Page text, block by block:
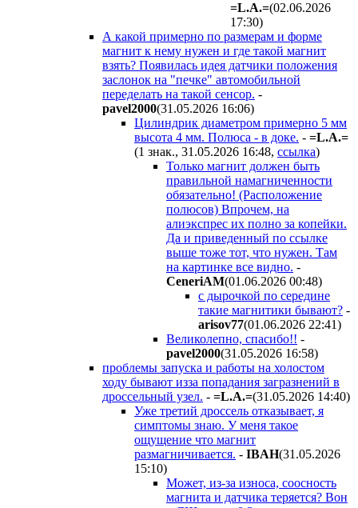
=L.A.=(02.06.2026
17:30)
А какой примерно по размерам и форме
магнит к нему нужен и где такой магнит
взять? Появилась идея датчики положения
заслонок на "печке" автомобильной
переделать на такой сенсор. -
pavel2000(31.05.2026 16:06)
Цилиндрик диаметром примерно 5 мм
высота 4 мм. Полюса - в доке. - =L.A.=
(1 знак., 31.05.2026 16:48, ссылка)
Только магнит должен быть
правильной намагниченности
обязательно! (Расположение
полюсов) Впрочем, на
алиэкспрес их полно за копейки.
Да и приведенный по ссылке
выше тоже тот, что нужен. Там
на картинке все видно. -
CeneriAM(01.06.2026 00:48)
с дырочкой по середине
такие магнитики бывают? -
arisov77(01.06.2026 22:41)
Великолепно, спасибо!! -
pavel2000(31.05.2026 16:58)
проблемы запуска и работы на холостом
ходу бывают изза попадания загразнений в
дроссельный узел. - =L.A.=(31.05.2026 14:40)
Уже третий дроссель отказывает, я
симптомы знаю. У меня такое
ощущение что магнит
размагничивается. - IBAH(31.05.2026
15:10)
Может, из-за износа, соосность
магнита и датчика теряется? Вон